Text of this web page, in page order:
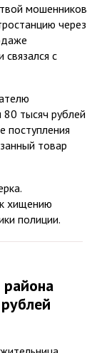
мошенников
через
с
тысяч рублей
поступления
товар
хищению
полиции.
района